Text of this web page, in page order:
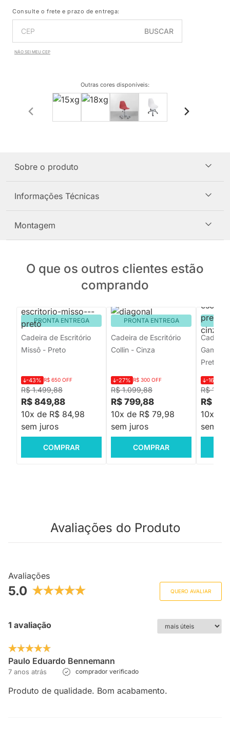
Consulte o frete e prazo de entrega:
BUSCAR
NÃO SEI MEU CEP
Outras cores disponíveis:
Sobre o produto
Informações Técnicas
Montagem
O que os outros clientes estão
comprando
PRONTA ENTREGA
Cadeira de Escritório
Missô - Preto
R$ 1.499,88
-43% R$ 650 OFF
R$ 849,88
10x de R$ 84,98
sem juros
COMPRAR
PRONTA ENTREGA
Cadeira de Escritório
Collin - Cinza
R$ 1.099,88
-27% R$ 300 OFF
R$ 799,88
10x de R$ 79,98
sem juros
COMPRAR
Cadeira
Gamer
Preta e
R$
-16%
R$
10x de
sem
Avaliações do Produto
Avaliações
5.0 QUERO AVALIAR
1 avaliação
Paulo Eduardo Bennemann
7 anos atrás comprador verificado
Produto de qualidade. Bom acabamento.